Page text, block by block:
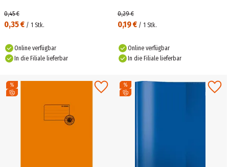
0,35 € / 1 Stk.
0,45 €
Online verfügbar
In die Filiale lieferbar
0,19 € / 1 Stk.
0,29 €
Online verfügbar
In die Filiale lieferbar